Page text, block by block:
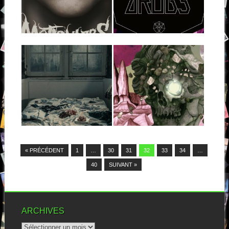
ça reste dans une bonne
moyenne....
▶
Le punk n’est pas,
convenons-en, un genre très
fermé à l’expérimentation...
05.05.17
BOARS : THERE
WILL BE PARTIES
THERE WILL BE
FUN THERE WILL
BE GALLOWS FOR
EVERYONE
▶
18.04.17
DARKEST HOUR :
GODLESS
PROPHETS & THE
MIGRANT FLORA
Ce nom me dit quelque chose,
mais je n’arrive pas à...
▶
« PRÉCÉDENT 1 30 31 32 33 34
40 SUIVANT »
ARCHIVES